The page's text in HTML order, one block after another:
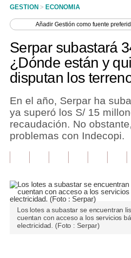
Perú
Política
Finanzas Personales
Inmobiliarias
Plus G
Editorial
Pregunta de hoy
Blogs
GESTION > ECONOMIA
AñadirGestión como fuente
Serpar subastará
¿Dónde están y
disputan los
En el año, Serpar ha
ya superó los S/ 15
recaudación. No
problemas con Indecopi.
Los lotes a subastar se encuentran
cuentan con acceso a los servicios
electricidad. (Foto : Serpar)